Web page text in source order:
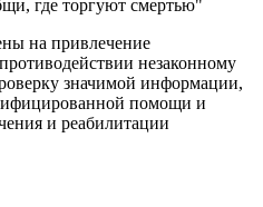
где торгуют смертью"
на привлечение
незаконному
значимой информации,
помощи и
и реабилитации